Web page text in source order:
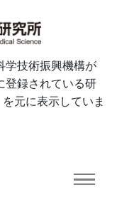
学技術振興機構が
登録されている研
元に表示していま